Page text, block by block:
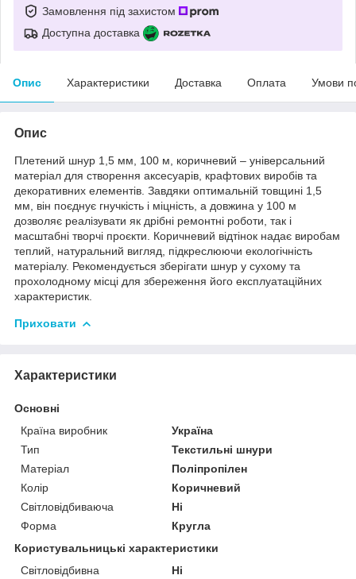
Замовлення під захистом
Доступна доставка
Опис Характеристики Доставка Оплата Умови
Опис
Плетений шнур 1,5 мм, 100 м, коричневий – універсальний
матеріал для створення аксесуарів, крафтових виробів та
декоративних елементів. Завдяки оптимальній товщині 1,5
мм, він поєднує гнучкість і міцність, а довжина у 100 м
дозволяє реалізувати як дрібні ремонтні роботи, так і
масштабні творчі проєкти. Коричневий відтінок надає виробам
теплий, натуральний вигляд, підкреслюючи екологічність
матеріалу. Рекомендується зберігати шнур у сухому та
прохолодному місці для збереження його експлуатаційних
характеристик.
Приховати
Характеристики
Основні
Країна виробник
Україна
Тип
Текстильні шнури
Матеріал
Поліпропілен
Колір
Коричневий
Світловідбиваюча
Ні
Форма
Кругла
Користувальницькі характеристики
Світловідбивна
Ні